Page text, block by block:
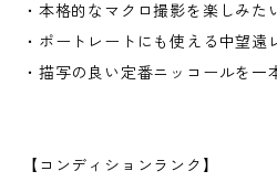
・本格的なマクロ撮影を楽しみた
・ポートレートにも使える中望遠
・描写の良い定番ニッコールを一
【コンディションランク】